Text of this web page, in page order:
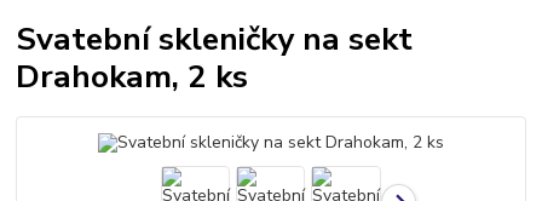
Svatební skleničky na sekt
Drahokam, 2 ks